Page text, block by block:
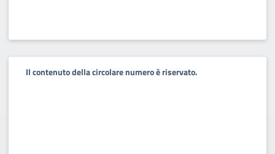
Il contenuto della circolare numero è riservato.